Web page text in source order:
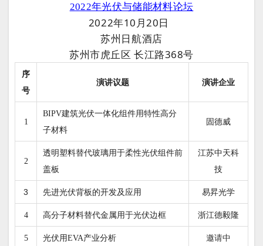
2022年光伏与储能材料论坛
2022年10月20日
苏州日航酒店
苏州市虎丘区 长江路368号
序
号
演讲议题 演讲企业
1
BIPV建筑光伏一体化组件用特性高分
子材料
固德威
2
透明塑料替代玻璃用于柔性光伏组件前
盖板
江苏中天科
技
3 先进光伏背板的开发及应用 易昇光学
4 高分子材料替代金属用于光伏边框 浙江德毅隆
5 光伏用EVA产业分析 邀请中